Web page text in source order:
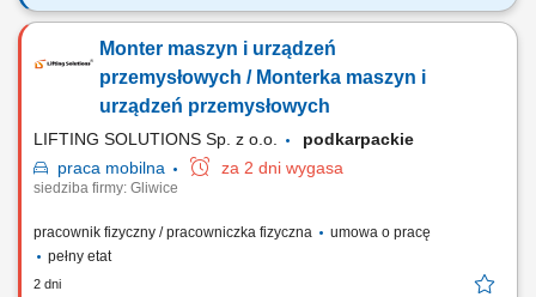
Twój zakres obowiązków: usuwanie awarii maszyn i urządzeń
prewencyjnych w celu zapewnienia ciągłości pracy utrzymanie w pełnej
sprawności maszyn i urządzeń oraz wykonywanie konserwacji parku
maszynowego obrabiarek, linii...
Monter maszyn i urządzeń
przemysłowych / Monterka maszyn i
urządzeń przemysłowych
LIFTING SOLUTIONS Sp. z o.o.
podkarpackie
praca mobilna za 2 dni wygasa
siedziba firmy: Gliwice
pracownik fizyczny / pracowniczka fizyczna
umowa o pracę
pełny etat
2 dni